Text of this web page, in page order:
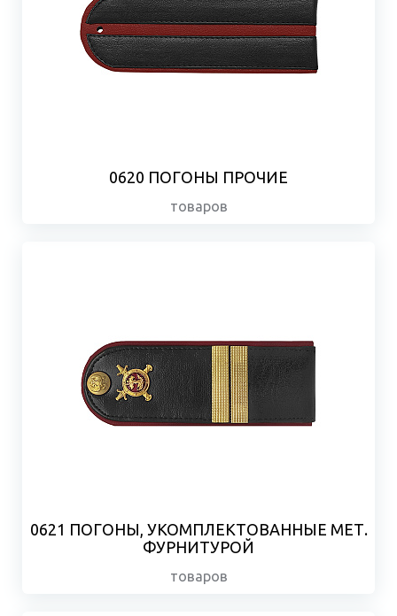
0620 ПОГОНЫ ПРОЧИЕ
товаров
0621 ПОГОНЫ, УКОМПЛЕКТОВАННЫЕ МЕТ.
ФУРНИТУРОЙ
товаров